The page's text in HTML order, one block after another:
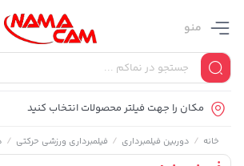
منو
مکان را جهت فیلتر محصولات انتخاب کنید
خانه / دوربین فیلمبرداری / فیلمبرداری ورزشی حرکتی /